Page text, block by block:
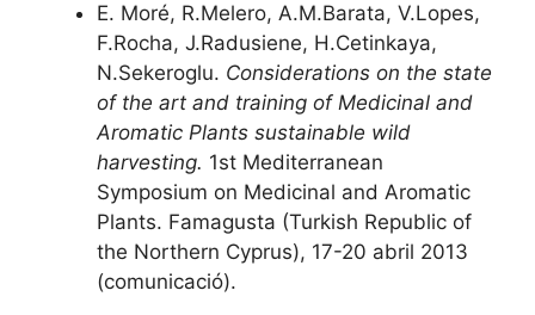
E. Moré, R.Melero, A.M.Barata, V.Lopes,
F.Rocha, J.Radusiene, H.Cetinkaya,
N.Sekeroglu. Considerations on the state
of the art and training of Medicinal and
Aromatic Plants sustainable wild
harvesting. 1st Mediterranean
Symposium on Medicinal and Aromatic
Plants. Famagusta (Turkish Republic of
the Northern Cyprus), 17-20 abril 2013
(comunicació).